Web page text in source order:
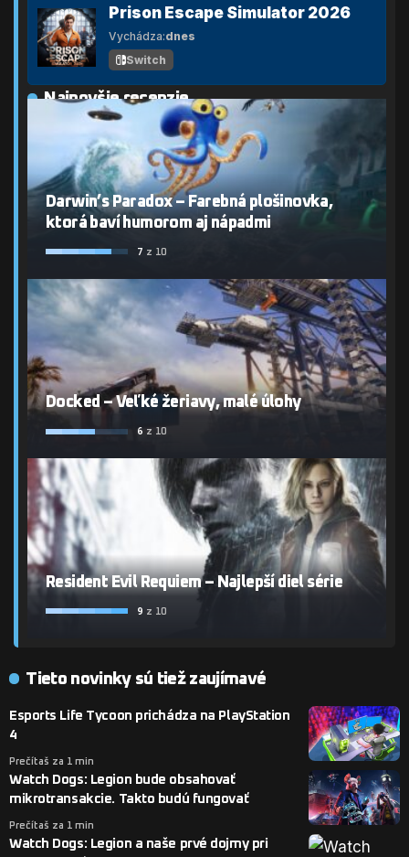
Prison Escape Simulator 2026
Vychádza:dnes
Switch
Najnovšie recenzie
Darwin’s Paradox – Farebná plošinovka,
ktorá baví humorom aj nápadmi
7 z 10
Docked – Veľké žeriavy, malé úlohy
6 z 10
Resident Evil Requiem – Najlepší diel série
9 z 10
Tieto novinky sú tiež zaujímavé
Esports Life Tycoon prichádza na PlayStation
4
Prečítaš za 1 min
Watch Dogs: Legion bude obsahovať
mikrotransakcie. Takto budú fungovať
Prečítaš za 1 min
Watch Dogs: Legion a naše prvé dojmy pri